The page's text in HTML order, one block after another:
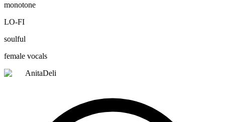
monotone
LO-FI
soulful
female vocals
AnitaDeli